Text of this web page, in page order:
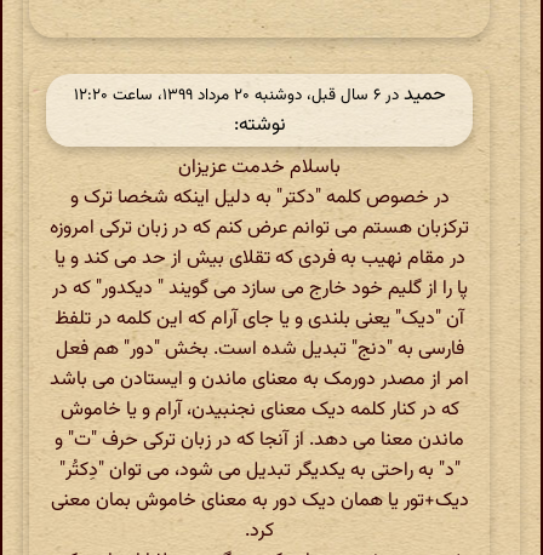
حمیددر ‫۶ سال قبل، دوشنبه ۲۰ مرداد ۱۳۹۹، ساعت ۱۲:۲۰
نوشته:
باسلام خدمت عزیزان
در خصوص کلمه "دکتر" به دلیل اینکه شخصا ترک و
ترکزبان هستم می توانم عرض کنم که در زبان ترکی امروزه
در مقام نهیب به فردی که تقلای بیش از حد می کند و یا
پا را از گلیم خود خارج می سازد می گویند " دیکدور" که در
آن "دیک" یعنی بلندی و یا جای آرام که این کلمه در تلفظ
فارسی به "دنج" تبدیل شده است. بخش "دور" هم فعل
امر از مصدر دورمک به معنای ماندن و ایستادن می باشد
که در کنار کلمه دیک معنای نجنبیدن، آرام و یا خاموش
ماندن معنا می دهد. از آنجا که در زبان ترکی حرف "ت" و
"د" به راحتی به یکدیگر تبدیل می شود، می توان "دِکتُر"
دیک+تور یا همان دیک دور به معنای خاموش بمان معنی
کرد.